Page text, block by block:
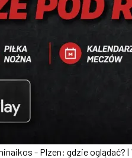
- Plzen: gdzie oglądać? |